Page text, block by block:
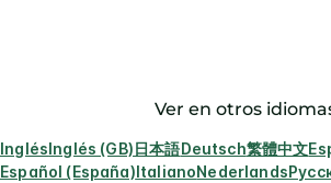
Ver en otros
InglésInglés (GB)日本語Deutsch繁體中文
Español (España)ItalianoNederlands